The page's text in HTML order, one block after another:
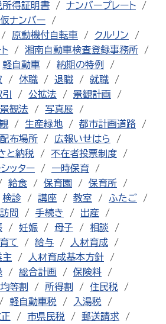
所得証明書
ナンバープレート
仮ナンバー
原動機付自転車
クルリン
湘南自動車検査登録事務所
軽自動車
納期の特例
休職 退職
就職
公拡法
景観計画
景観法
写真展
生産緑地
都市計画道路
配布場所
広報いせはら
と納税
不在者投票制度
ッター
一時保育
給食 保育園
保育所
検診 講座 教室
ふたご
訪問 手続き
出産
妊娠 母子
相談
て 給与
人材育成
主
人材育成基本方針
総合計画
保険料
均等割 所得割
住民税
軽自動車税
入湯税
市県民税
郵送請求